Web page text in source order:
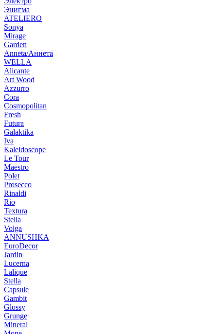
Энигма
ATELIERO
Sonya
Mirage
Garden
Anneta/Аннета
WELLA
Alicante
Art Wood
Azzurro
Cora
Cosmopolitan
Fresh
Futura
Galaktika
Iva
Kaleidoscope
Le Tour
Maestro
Polet
Prosecco
Rinaldi
Rio
Textura
Stella
Volga
ANNUSHKA
EuroDecor
Jardin
Lucerna
Lalique
Stella
Capsule
Gambit
Glossy
Grunge
Mineral